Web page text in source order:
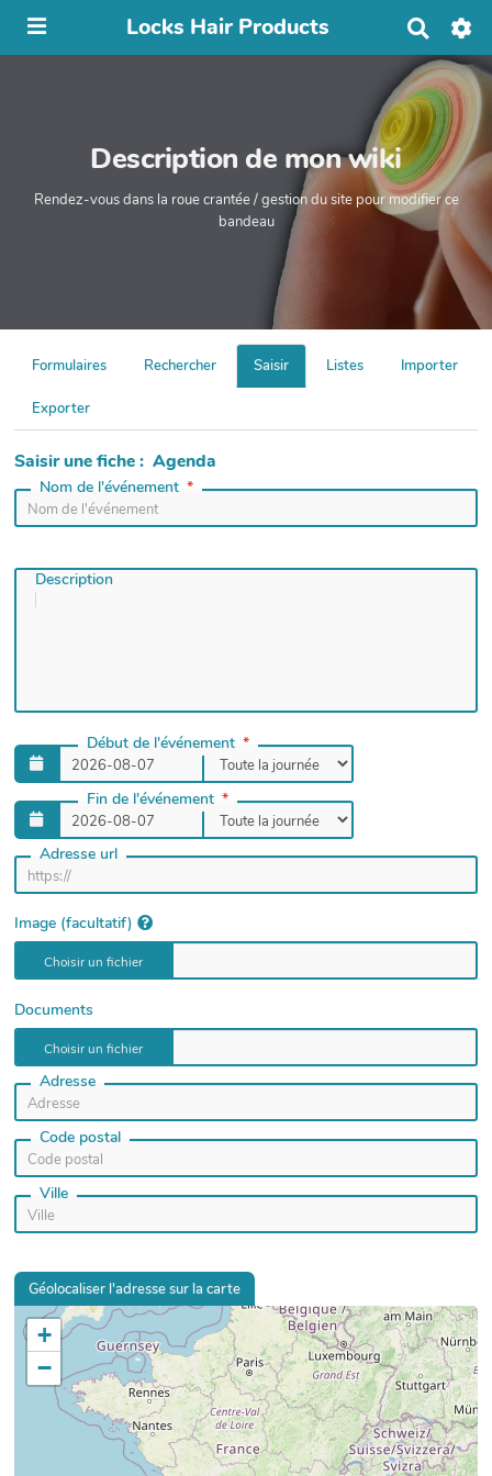
Locks Hair Products
c
h
e
r
c
h
e
Description de mon wiki
Rendez-vous dans la roue crantée / gestion du site pour modifier ce
bandeau
Formulaires Rechercher Saisir Listes Importer
Exporter
Saisir une fiche : Agenda
Nom de l'événement
Description
Début de l'événement
Fin de l'événement
Adresse url
Image (facultatif)
Documents
Adresse
Code postal
Ville
Géolocaliser l'adresse sur la carte
+
−